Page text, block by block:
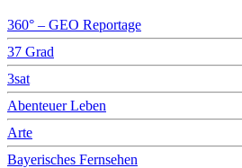
360° – GEO Reportage
37 Grad
3sat
Abenteuer Leben
Arte
Bayerisches Fernsehen